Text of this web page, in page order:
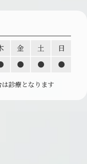
金 土 日
● ● ●
診療となります